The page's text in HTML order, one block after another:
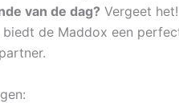
van de dag? Vergeet
de Maddox een